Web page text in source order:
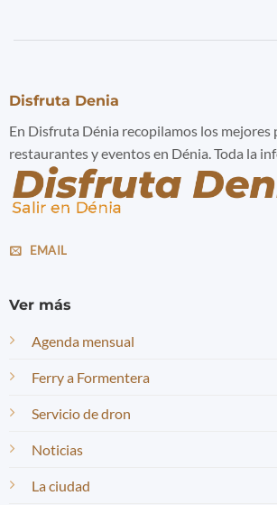
Disfruta Denia
En Disfruta Dénia recopilamos los mejores
restaurantes y eventos en Dénia. Toda la
EMAIL
Ver más
Agenda mensual
Ferry a Formentera
Servicio de dron
Noticias
La ciudad